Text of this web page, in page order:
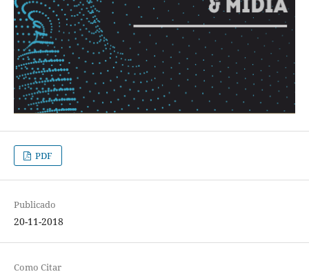
PDF
Publicado
20-11-2018
Como Citar